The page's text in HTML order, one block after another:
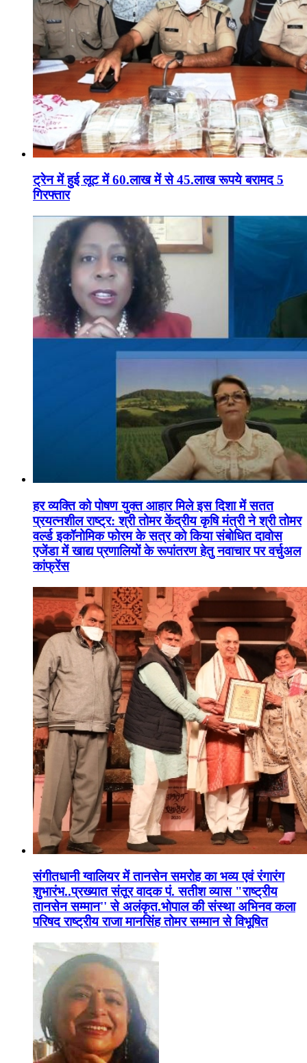
ट्रेन में हुई लूट में 60.लाख में से 45.लाख रूपये बरामद 5
गिरफ्तार
हर व्यक्ति को पोषण युक्त आहार मिले इस दिशा में सतत
प्रयत्नशील राष्ट्र: श्री तोमर केंद्रीय कृषि मंत्री ने श्री तोमर
वर्ल्ड इकॉनोमिक फोरम के सत्र को किया संबोधित दावोस
एजेंडा में खाद्य प्रणालियों के रूपांतरण हेतु नवाचार पर वर्चुअल
कांफ्रेंस
संगीतधानी ग्वालियर में तानसेन समरोह का भव्य एवं रंगारंग
शुभारंभ..प्रख्यात संतूर वादक पं. सतीश व्यास "राष्ट्रीय
तानसेन सम्मान'' से अलंकृत.भोपाल की संस्था अभिनव कला
परिषद राष्ट्रीय राजा मानसिंह तोमर सम्मान से विभूषित